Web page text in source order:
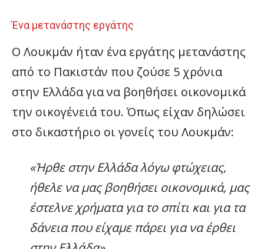
Ένα μετανάστης εργάτης
Ο Λουκμάν ήταν ένα εργάτης μετανάστης
από το Πακιστάν που ζούσε 5 χρόνια
στην Ελλάδα για να βοηθήσει οικονομικά
την οικογένειά του. Όπως είχαν δηλώσει
στο δικαστήριο οι γονείς του Λουκμάν:
«Ήρθε στην Ελλάδα λόγω φτώχειας,
ήθελε να μας βοηθήσει οικονομικά, μας
έστελνε χρήματα για το σπίτι και για τα
δάνεια που είχαμε πάρει για να έρθει